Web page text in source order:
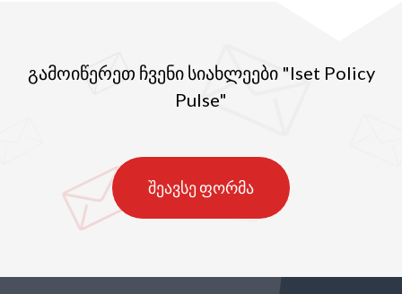
გამოიწერეთ ჩვენი სიახლეები "Iset Policy
Pulse"
შეავსე ფორმა